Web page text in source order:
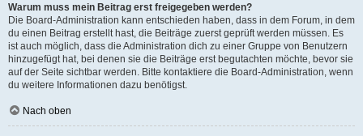
Warum muss mein Beitrag erst freigegeben werden?
Die Board-Administration kann entschieden haben, dass in dem Forum, in dem
du einen Beitrag erstellt hast, die Beiträge zuerst geprüft werden müssen. Es
ist auch möglich, dass die Administration dich zu einer Gruppe von Benutzern
hinzugefügt hat, bei denen sie die Beiträge erst begutachten möchte, bevor sie
auf der Seite sichtbar werden. Bitte kontaktiere die Board-Administration, wenn
du weitere Informationen dazu benötigst.
Nach oben